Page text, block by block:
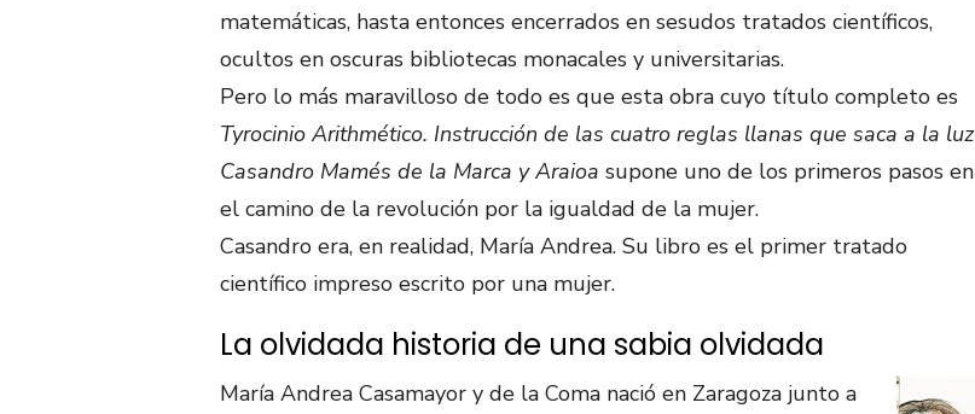
matemáticas, hasta entonces encerrados en sesudos tratados científicos,
ocultos en oscuras bibliotecas monacales y universitarias.
Pero lo más maravilloso de todo es que esta obra cuyo título completo es
Tyrocinio Arithmético. Instrucción de las cuatro reglas llanas que saca a la luz
Casandro Mamés de la Marca y Araioa supone uno de los primeros pasos en
el camino de la revolución por la igualdad de la mujer.
Casandro era, en realidad, María Andrea. Su libro es el primer tratado
científico impreso escrito por una mujer.
La olvidada historia de una sabia olvidada
María Andrea Casamayor y de la Coma nació en Zaragoza junto a